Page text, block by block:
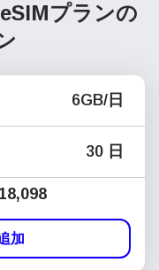
eSIMプランの
6GB/日
30 日
加